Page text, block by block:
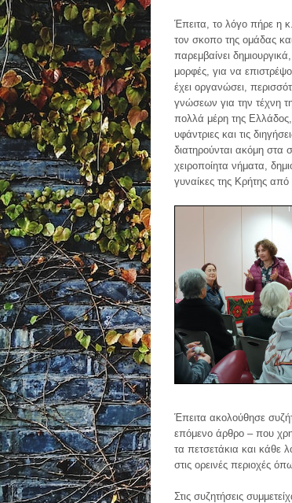
Έπειτα, το λόγο πήρε η
τον σκοπο της ομάδας
παρεμβαίνει
μορφές, για να
έχει οργανώσει,
γνώσεων για την τέχνη
πολλά μέρη της Ελλάδος,
υφάντριες και τις
διατηρούνται ακόμη στα
χειροποίητα νήματα,
γυναίκες της Κρήτης
Έπειτα ακολούθησε
επόμενο άρθρο – που
τα πετσετάκια και κάθε
στις ορεινές περιοχές
Στις συζητήσεις